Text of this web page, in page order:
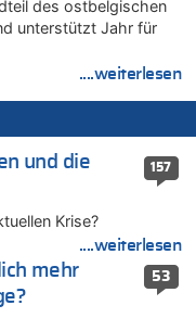
wie noch nie
wie noch nie
zu
des ostbelgischen
unterstützt Jahr für
....weiterlesen
157
und die
Krise?
....weiterlesen
53
mehr